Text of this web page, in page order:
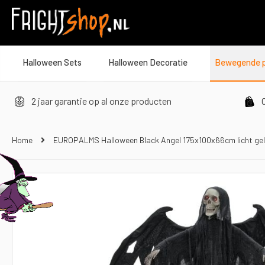
Halloween Sets Halloween Decoratie Bewegende
2 jaar garantie op al onze producten
Home EUROPALMS Halloween Black Angel 175x100x66cm licht
Ga
naar
het
einde